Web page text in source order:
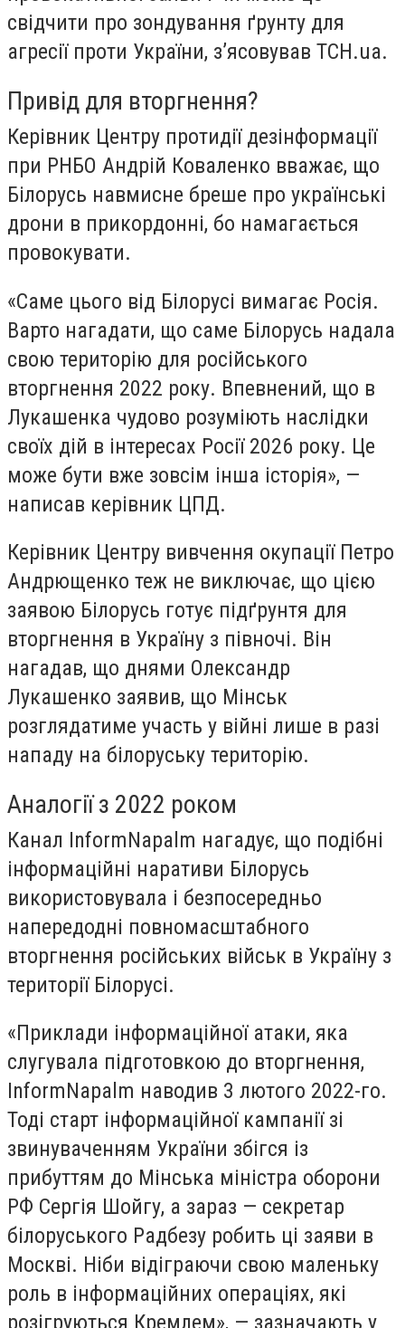
свідчити про зондування ґрунту для
агресії проти України, з’ясовував ТСН.ua.
Привід для вторгнення?
Керівник Центру протидії дезінформації
при РНБО Андрій Коваленко вважає, що
Білорусь навмисне бреше про українські
дрони в прикордонні, бо намагається
провокувати.
«Саме цього від Білорусі вимагає Росія.
Варто нагадати, що саме Білорусь надала
свою територію для російського
вторгнення 2022 року. Впевнений, що в
Лукашенка чудово розуміють наслідки
своїх дій в інтересах Росії 2026 року. Це
може бути вже зовсім інша історія», —
написав керівник ЦПД.
Керівник Центру вивчення окупації Петро
Андрющенко теж не виключає, що цією
заявою Білорусь готує підґрунтя для
вторгнення в Україну з півночі. Він
нагадав, що днями Олександр
Лукашенко заявив, що Мінськ
розглядатиме участь у війні лише в разі
нападу на білоруську територію.
Аналогії з 2022 роком
Канал InformNapalm нагадує, що подібні
інформаційні наративи Білорусь
використовувала і безпосередньо
напередодні повномасштабного
вторгнення російських військ в Україну з
території Білорусі.
«Приклади інформаційної атаки, яка
слугувала підготовкою до вторгнення,
InformNapalm наводив 3 лютого 2022-го.
Тоді старт інформаційної кампанії зі
звинуваченням України збігся із
прибуттям до Мінська міністра оборони
РФ Сергія Шойгу, а зараз — секретар
білоруського Радбезу робить ці заяви в
Москві. Ніби відіграючи свою маленьку
роль в інформаційних операціях, які
розігруються Кремлем», — зазначають у